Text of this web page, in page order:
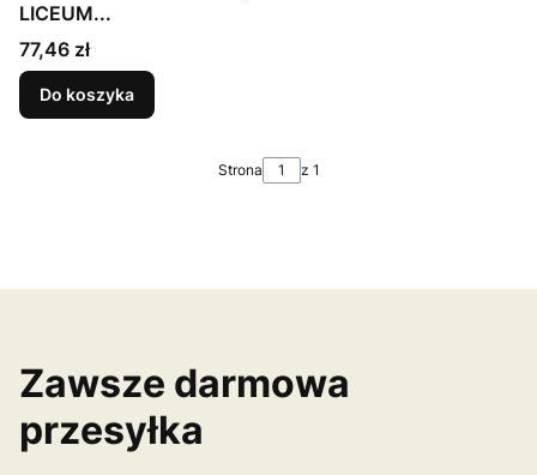
LICEUM...
Cena
77,46 zł
Do koszyka
Strona z 1
Zawsze darmowa
przesyłka